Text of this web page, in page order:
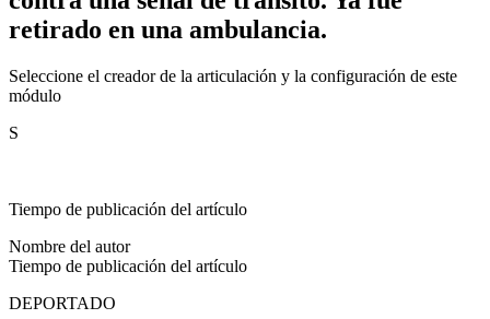
retirado en una ambulancia.
Seleccione el creador de la articulación y la configuración de este
módulo
S
Tiempo de publicación del artículo
Nombre del autor
Tiempo de publicación del artículo
DEPORTADO